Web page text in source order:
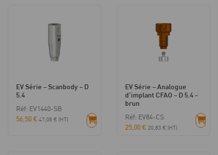
EV Série – Scanbody – D
5.4
Réf: EV1440-SB
56,50€ 47,08 € (HT)
EV Série – Analogue
d’implant CFAO – D 5.4 –
brun
Réf: EV84-CS
25,00€ 20,83 € (HT)